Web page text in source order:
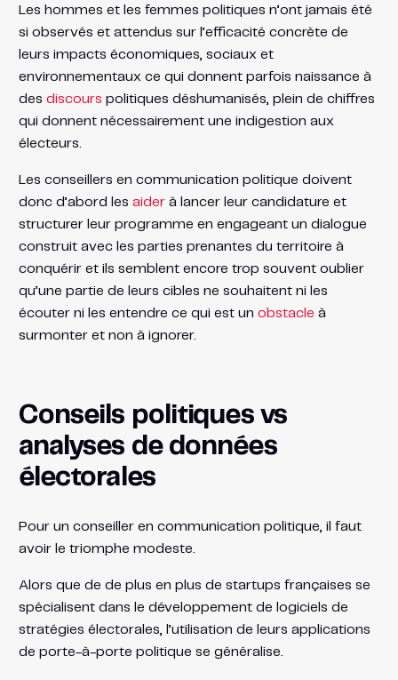
Les hommes et les femmes politiques n’ont jamais été
si observés et attendus sur l’efficacité concrète de
leurs impacts économiques, sociaux et
environnementaux ce qui donnent parfois naissance à
des discours politiques déshumanisés, plein de chiffres
qui donnent nécessairement une indigestion aux
électeurs.
Les conseillers en communication politique doivent
donc d’abord les aiderà lancer leur candidature et
structurer leur programme en engageant un dialogue
construit avec les parties prenantes du territoire à
conquérir et ils semblent encore trop souvent oublier
qu’une partie de leurs cibles ne souhaitent ni les
écouter ni les entendre ce qui est un obstacle à
surmonter et non à ignorer.
Conseils politiques vs
analyses de données
électorales
Pour un conseiller en communication politique, il faut
avoir le triomphe modeste.
Alors que de de plus en plus de startups françaises se
spécialisent dans le développement de logiciels de
stratégies électorales, l’utilisation de leurs applications
de porte-à-porte politique se généralise.